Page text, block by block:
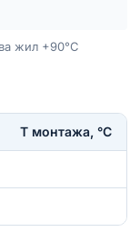
жил +90°С
Т монтажа, °С